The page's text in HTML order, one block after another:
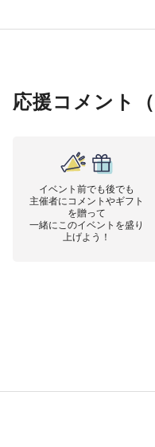
応援コメント（
イベント前でも後でも
主催者にコメントやギフト
を贈って
一緒にこのイベントを盛り
上げよう！